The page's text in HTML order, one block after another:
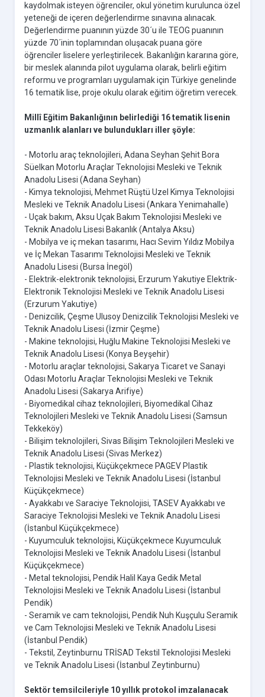
kaydolmak isteyen öğrenciler, okul yönetim kurulunca özel
yeteneği de içeren değerlendirme sınavına alınacak.
Değerlendirme puanının yüzde 30´u ile TEOG puanının
yüzde 70´inin toplamından oluşacak puana göre
öğrenciler liselere yerleştirilecek. Bakanlığın kararına göre,
bir meslek alanında pilot uygulama olarak, belirli eğitim
reformu ve programları uygulamak için Türkiye genelinde
16 tematik lise, proje okulu olarak eğitim öğretim verecek.
Millî Eğitim Bakanlığının belirlediği 16 tematik lisenin
uzmanlık alanları ve bulundukları iller şöyle:
- Motorlu araç teknolojileri, Adana Seyhan Şehit Bora
Süelkan Motorlu Araçlar Teknolojisi Mesleki ve Teknik
Anadolu Lisesi (Adana Seyhan)
- Kimya teknolojisi, Mehmet Rüştü Uzel Kimya Teknolojisi
Mesleki ve Teknik Anadolu Lisesi (Ankara Yenimahalle)
- Uçak bakım, Aksu Uçak Bakım Teknolojisi Mesleki ve
Teknik Anadolu Lisesi Bakanlık (Antalya Aksu)
- Mobilya ve iç mekan tasarımı, Hacı Sevim Yıldız Mobilya
ve İç Mekan Tasarımı Teknolojisi Mesleki ve Teknik
Anadolu Lisesi (Bursa İnegöl)
- Elektrik-elektronik teknolojisi, Erzurum Yakutiye Elektrik-
Elektronik Teknolojisi Mesleki ve Teknik Anadolu Lisesi
(Erzurum Yakutiye)
- Denizcilik, Çeşme Ulusoy Denizcilik Teknolojisi Mesleki ve
Teknik Anadolu Lisesi (İzmir Çeşme)
- Makine teknolojisi, Huğlu Makine Teknolojisi Mesleki ve
Teknik Anadolu Lisesi (Konya Beyşehir)
- Motorlu araçlar teknolojisi, Sakarya Ticaret ve Sanayi
Odası Motorlu Araçlar Teknolojisi Mesleki ve Teknik
Anadolu Lisesi (Sakarya Arifiye)
- Biyomedikal cihaz teknolojileri, Biyomedikal Cihaz
Teknolojileri Mesleki ve Teknik Anadolu Lisesi (Samsun
Tekkeköy)
- Bilişim teknolojileri, Sivas Bilişim Teknolojileri Mesleki ve
Teknik Anadolu Lisesi (Sivas Merkez)
- Plastik teknolojisi, Küçükçekmece PAGEV Plastik
Teknolojisi Mesleki ve Teknik Anadolu Lisesi (İstanbul
Küçükçekmece)
- Ayakkabı ve Saraciye Teknolojisi, TASEV Ayakkabı ve
Saraciye Teknolojisi Mesleki ve Teknik Anadolu Lisesi
(İstanbul Küçükçekmece)
- Kuyumculuk teknolojisi, Küçükçekmece Kuyumculuk
Teknolojisi Mesleki ve Teknik Anadolu Lisesi (İstanbul
Küçükçekmece)
- Metal teknolojisi, Pendik Halil Kaya Gedik Metal
Teknolojisi Mesleki ve Teknik Anadolu Lisesi (İstanbul
Pendik)
- Seramik ve cam teknolojisi, Pendik Nuh Kuşçulu Seramik
ve Cam Teknolojisi Mesleki ve Teknik Anadolu Lisesi
(İstanbul Pendik)
- Tekstil, Zeytinburnu TRİSAD Tekstil Teknolojisi Mesleki
ve Teknik Anadolu Lisesi (İstanbul Zeytinburnu)
Sektör temsilcileriyle 10 yıllık protokol imzalanacak